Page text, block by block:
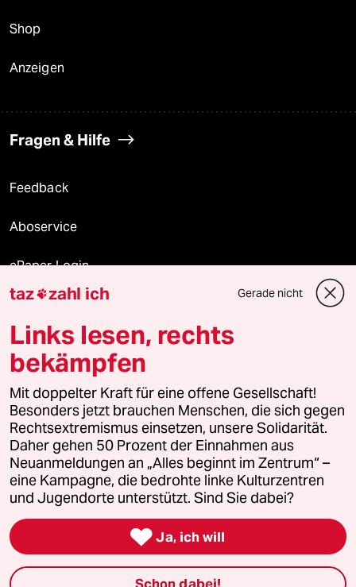
Shop
Anzeigen
Fragen & Hilfe
Feedback
Aboservice
ePaper Login
Downloads für Abonnierende
© 2026 taz Verlags und Vertriebs GmbH
Alle Rechte vorbehalten. Bei rechtlichen Fragen oder für Genehmigungen
wenden Sie sich bitte an
lizenzen@taz.de
Feedback Redaktionsstatut Kommune-Richtlinien
Leitlinie Informant Datenschutz Impressum AGB
Seitenwende Einwilligungen widerrufen (Ads)
taz zahl ich Gerade nicht
Links lesen, rechts
bekämpfen
Mit doppelter Kraft für eine offene Gesellschaft!
Besonders jetzt brauchen Menschen, die sich gegen
Rechtsextremismus einsetzen, unsere Solidarität.
Daher gehen 50 Prozent der Einnahmen aus
Neuanmeldungen an „Alles beginnt im Zentrum“ –
eine Kampagne, die bedrohte linke Kulturzentren
und Jugendorte unterstützt. Sind Sie dabei?
 Ja, ich will